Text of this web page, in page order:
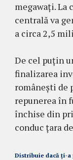
megawați. La
centrală va
a circa 2,5
De cel puțin
finalizarea
românești de
repunerea în
închise din
conduc țara
Distribuie dacă ți-a